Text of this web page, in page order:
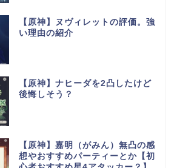
【原神】ヌヴィレットの評価。強
い理由の紹介
【原神】ナヒーダを2凸したけど
後悔しそう？
【原神】嘉明（がみん）無凸の感
想やおすすめパーティーとか【初